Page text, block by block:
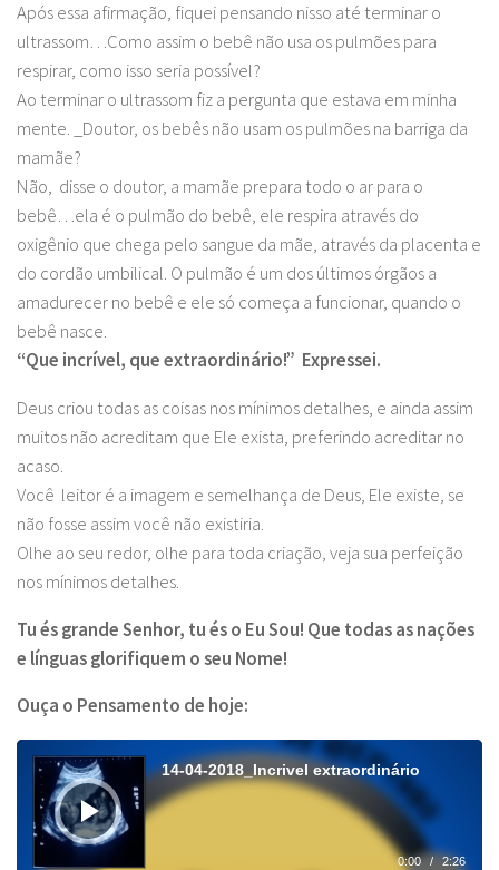
Após essa afirmação, fiquei pensando nisso até terminar o
ultrassom…Como assim o bebê não usa os pulmões para
respirar, como isso seria possível?
Ao terminar o ultrassom fiz a pergunta que estava em minha
mente. _Doutor, os bebês não usam os pulmões na barriga da
mamãe?
Não, disse o doutor, a mamãe prepara todo o ar para o
bebê…ela é o pulmão do bebê, ele respira através do
oxigênio que chega pelo sangue da mãe, através da placenta e
do cordão umbilical. O pulmão é um dos últimos órgãos a
amadurecer no bebê e ele só começa a funcionar, quando o
bebê nasce.
“Que incrível, que extraordinário!” Expressei.
Deus criou todas as coisas nos mínimos detalhes, e ainda assim
muitos não acreditam que Ele exista, preferindo acreditar no
acaso.
Você leitor é a imagem e semelhança de Deus, Ele existe, se
não fosse assim você não existiria.
Olhe ao seu redor, olhe para toda criação, veja sua perfeição
nos mínimos detalhes.
Tu és grande Senhor, tu és o Eu Sou! Que todas as nações
e línguas glorifiquem o seu Nome!
Ouça o Pensamento de hoje:
Tocador
áudio
14-04-2018_Incrivel extraordinário
0:00 / 2:26